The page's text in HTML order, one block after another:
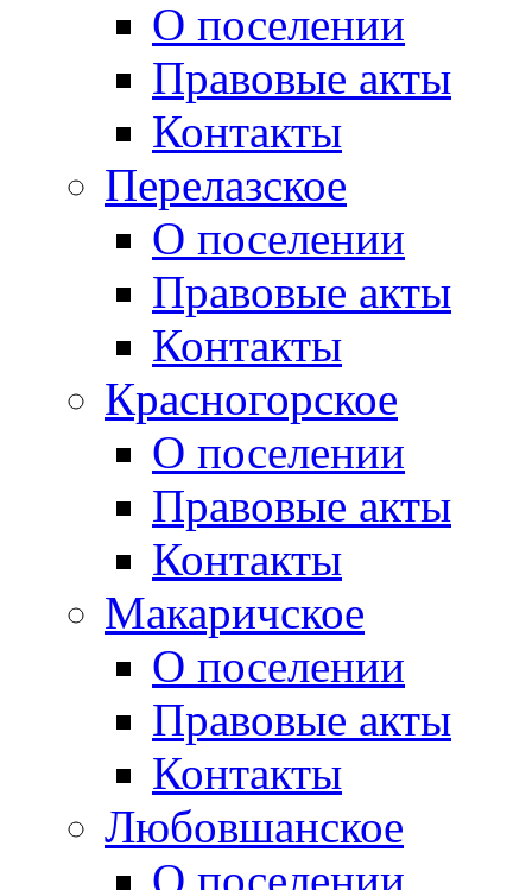
О поселении
Правовые акты
Контакты
Перелазское
О поселении
Правовые акты
Контакты
Красногорское
О поселении
Правовые акты
Контакты
Макаричское
О поселении
Правовые акты
Контакты
Любовшанское
О поселении